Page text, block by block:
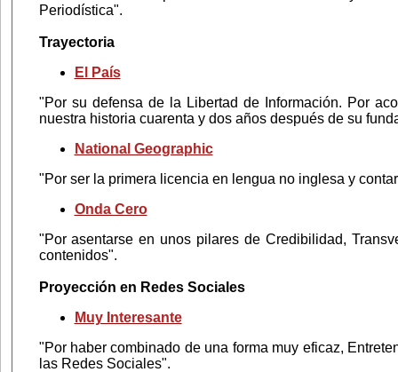
Periodística".
Trayectoria
El País
"Por su defensa de la Libertad de Información. Por
nuestra historia cuarenta y dos años después de su
National Geographic
"Por ser la primera licencia en lengua no inglesa y
Onda Cero
"Por asentarse en unos pilares de Credibilidad,
contenidos".
Proyección en Redes Sociales
Muy Interesante
"Por haber combinado de una forma muy eficaz,
las Redes Sociales".